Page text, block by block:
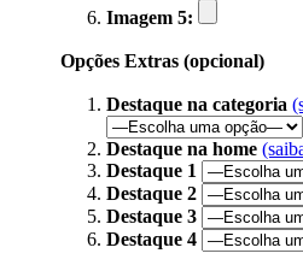
Imagem 5:
Opções Extras (opcional)
Destaque na categoria
Destaque na home
Destaque 1
Destaque 2
Destaque 3
Destaque 4